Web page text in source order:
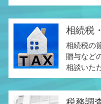
相続税
相続税の
贈与など
相談いた